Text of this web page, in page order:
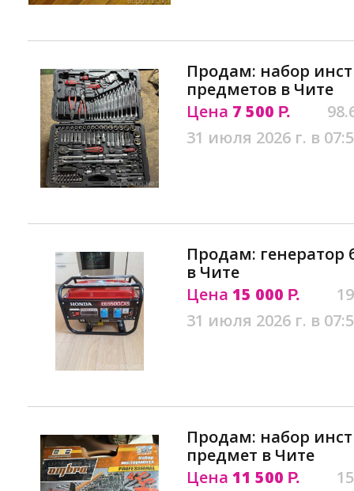
Продам: набор
предметов в Чите
Цена 7 500 Р.
31 июля 2026 г. в
Продам:
в Чите
Цена 15 000 Р.
31 июля 2026 г. в
Продам: набор
предмет в Чите
Цена 11 500 Р.